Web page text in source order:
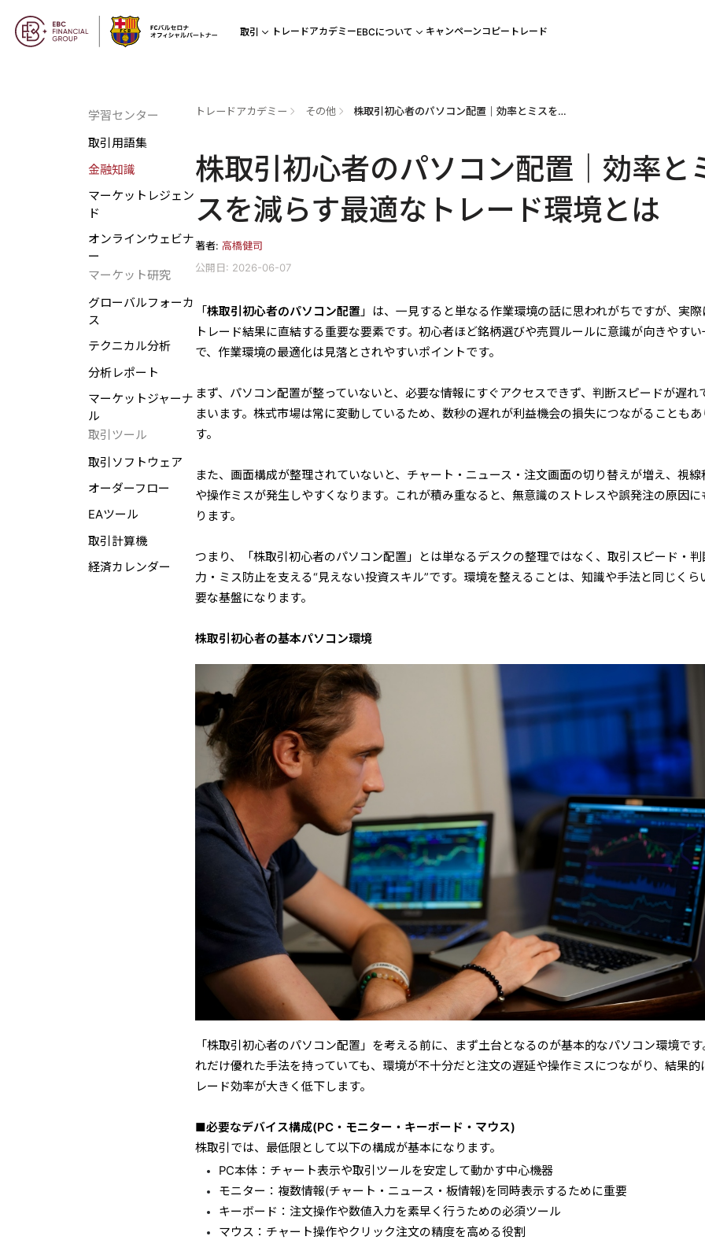
取引 トレードアカデミーEBCについて キャンペーンコピートレード
学習センター
取引用語集
金融知識
マーケットレジェン
ド
オンラインウェビナ
ー
マーケット研究
グローバルフォーカ
ス
テクニカル分析
分析レポート
マーケットジャーナ
ル
取引ツール
取引ソフトウェア
オーダーフロー
EAツール
取引計算機
経済カレンダー
トレードアカデミー その他 株取引初心者のパソコン配置｜効率とミスを減らす最適なトレード環境とは
株取引初心者のパソコン配置｜効率と
スを減らす最適なトレード環境とは
著者: 高橋健司
公開日: 2026-06-07
「株取引初心者のパソコン配置 」は、一見すると単なる作業環境の話に思われがちですが、実際
トレード結果に直結する重要な要素です。初心者ほど銘柄選びや売買ルールに意識が向きやすい
で、作業環境の最適化は見落とされやすいポイントです。
まず、パソコン配置が整っていないと、必要な情報にすぐアクセスできず、判断スピードが遅れ
まいます。株式市場は常に変動しているため、数秒の遅れが利益機会の損失につながることもあ
す。
また、画面構成が整理されていないと、チャート・ニュース・注文画面の切り替えが増え、視線
や操作ミスが発生しやすくなります。これが積み重なると、無意識のストレスや誤発注の原因に
ります。
つまり、「株取引初心者のパソコン配置」とは単なるデスクの整理ではなく、取引スピード・判
力・ミス防止を支える“見えない投資スキル”です。環境を整えることは、知識や手法と同じくら
要な基盤になります。
株取引初心者の基本パソコン環境
「株取引初心者のパソコン配置」を考える前に、まず土台となるのが基本的なパソコン環境で
れだけ優れた手法を持っていても、環境が不十分だと注文の遅延や操作ミスにつながり、結果的
レード効率が大きく低下します。
■必要なデバイス構成(PC・モニター・キーボード・マウス)
株取引では、最低限として以下の構成が基本になります。
PC本体：チャート表示や取引ツールを安定して動かす中心機器
モニター：複数情報(チャート・ニュース・板情報)を同時表示するために重要
キーボード：注文操作や数値入力を素早く行うための必須ツール
マウス：チャート操作やクリック注文の精度を高める役割